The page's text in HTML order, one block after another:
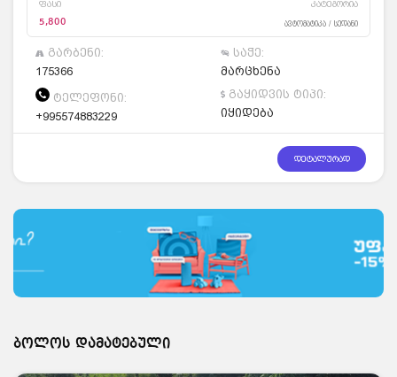
ფასი კატეგორია
5,800 ავტომატიკა / სედანი
გარბენი:
175366
საჭე:
მარცხენა
ტელეფონი:
+995574883229
გაყიდვის ტიპი:
იყიდება
დეტალურად
ბოლოს დამატებული